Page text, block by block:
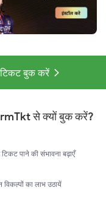
टिकट बुक करें
से क्यों बुक करें?
पाने की संभावना बढ़ाएँ
का लाभ उठायें